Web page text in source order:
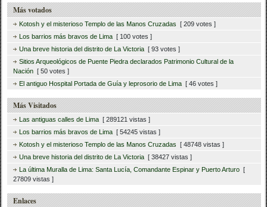
Más votados
Kotosh y el misterioso Templo de las Manos Cruzadas [ 209 votes ]
Los barrios más bravos de Lima [ 100 votes ]
Una breve historia del distrito de La Victoria [ 93 votes ]
Sitios Arqueológicos de Puente Piedra declarados Patrimonio Cultural de la
Nación [ 50 votes ]
El antiguo Hospital Portada de Guía y leprosorio de Lima [ 46 votes ]
Más Visitados
Las antiguas calles de Lima [ 289121 vistas ]
Los barrios más bravos de Lima [ 54245 vistas ]
Kotosh y el misterioso Templo de las Manos Cruzadas [ 48748 vistas ]
Una breve historia del distrito de La Victoria [ 38427 vistas ]
La última Muralla de Lima: Santa Lucía, Comandante Espinar y Puerto Arturo [
27809 vistas ]
Enlaces